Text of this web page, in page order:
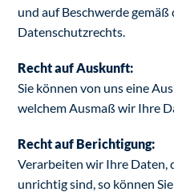
und auf Beschwerde
Datenschutzrechts.
Recht auf Auskunft:
Sie können von uns eine
welchem Ausmaß wir Ihre
Recht auf Berichtigung:
Verarbeiten wir Ihre Daten,
unrichtig sind, so können